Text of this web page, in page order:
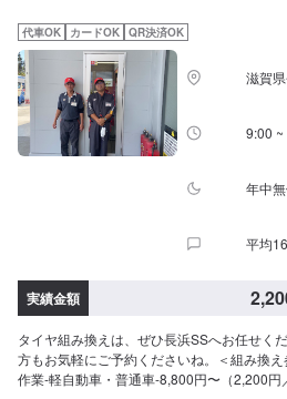
代車OK カードOK QR決済OK
滋賀
9:00 ~
年中
平均
実績金額
タイヤ組み換えは、ぜひ長浜SSへお任せく
方もお気軽にご予約くださいね。＜組み換
作業-軽自動車・普通車-8,800円〜（2,200円